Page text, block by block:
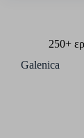
250+
Galenica